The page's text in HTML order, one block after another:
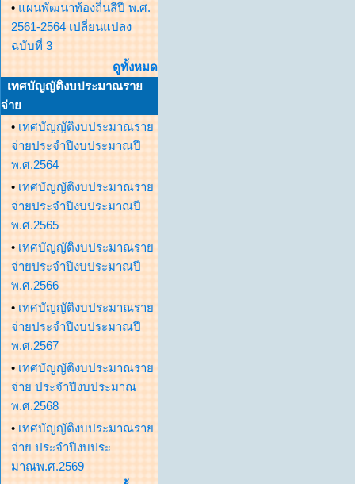
• แผนพัฒนาท้องถิ่นสีปี พ.ศ.
2561-2564 เปลี่ยนแปลง
ฉบับที่ 3
ดูทั้งหมด
เทศบัญญัติงบประมาณราย
จ่าย
• เทศบัญญัติงบประมาณราย
จ่ายประจำปีงบประมาณปี
พ.ศ.2564
• เทศบัญญัติงบประมาณราย
จ่ายประจำปีงบประมาณปี
พ.ศ.2565
• เทศบัญญัติงบประมาณราย
จ่ายประจำปีงบประมาณปี
พ.ศ.2566
• เทศบัญญัติงบประมาณราย
จ่ายประจำปีงบประมาณปี
พ.ศ.2567
• เทศบัญญัติงบประมาณราย
จ่าย ประจำปีงบประมาณ
พ.ศ.2568
• เทศบัญญัติงบประมาณราย
จ่าย ประจำปีงบประ
มาณพ.ศ.2569